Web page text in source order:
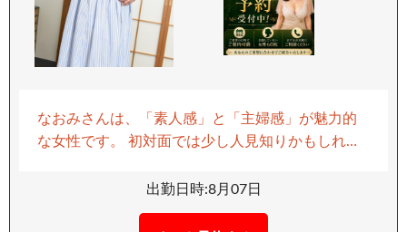
なおみさんは、「素人感」と「主婦感」が魅力的
な女性です。 初対面では少し人見知りかもしれま
潜んでいます。 Eカップの巨乳は、柔らかな丸みと
出勤日時:8月07日